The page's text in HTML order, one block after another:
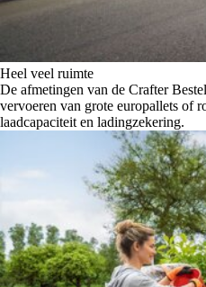
Heel veel ruimte
De afmetingen van de Crafter
vervoeren van grote europallets of
laadcapaciteit en ladingzekering.